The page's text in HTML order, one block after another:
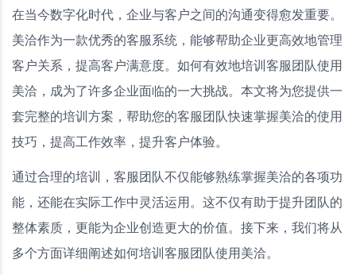
在当今数字化时代，企业与客户之间的沟通变得愈发重要。
美洽作为一款优秀的客服系统，能够帮助企业更高效地管理
客户关系，提高客户满意度。如何有效地培训客服团队使用
美洽，成为了许多企业面临的一大挑战。本文将为您提供一
套完整的培训方案，帮助您的客服团队快速掌握美洽的使用
技巧，提高工作效率，提升客户体验。
通过合理的培训，客服团队不仅能够熟练掌握美洽的各项功
能，还能在实际工作中灵活运用。这不仅有助于提升团队的
整体素质，更能为企业创造更大的价值。接下来，我们将从
多个方面详细阐述如何培训客服团队使用美洽。